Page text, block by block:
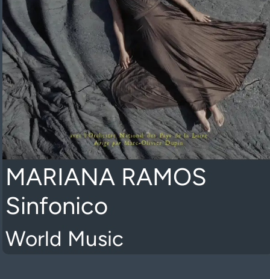
MARIANA RAMOS
Sinfonico
World Music